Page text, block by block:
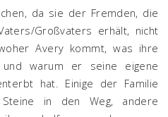
da sie der Fremden, die
Großvaters erhält, nicht
Avery kommt, was ihre
warum er seine eigene
hat. Einige der Familie
in den Weg, andere